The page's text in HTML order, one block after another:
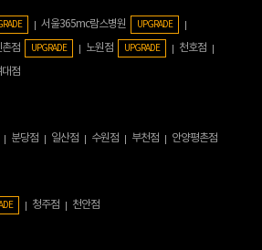
서울365mc람스병원 UPGRADE
촌점 UPGRADE 노원점 UPGRADE
천호점
점
분당점 일산점 수원점 부천점 안양평촌점
청주점 천안점